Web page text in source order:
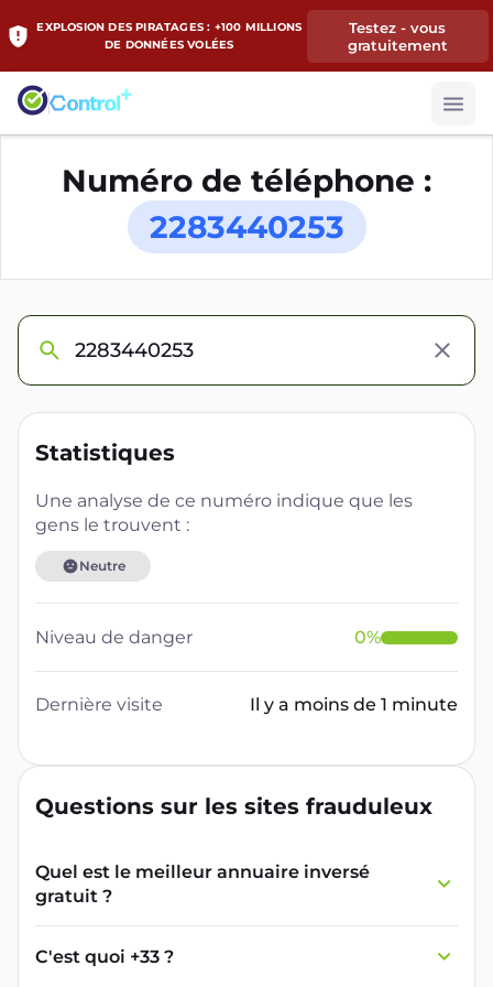
EXPLOSION DES PIRATAGES : +100 MILLIONS
DE DONNÉES VOLÉES
Testez - vous
gratuitement
Numéro de téléphone :
2283440253
Statistiques
Une analyse de ce numéro indique que les
gens le trouvent :
Neutre
Niveau de danger 0%
Dernière visite Il y a moins de 1 minute
Questions sur les sites frauduleux
Quel est le meilleur annuaire inversé
gratuit ?
France Verif inclut une fonctionnalité de
recherche de numéro inversée qui est efficace
et gratuite pour identifier les appelants
C'est quoi +33 ?
L'indicatif +33 est le code téléphonique